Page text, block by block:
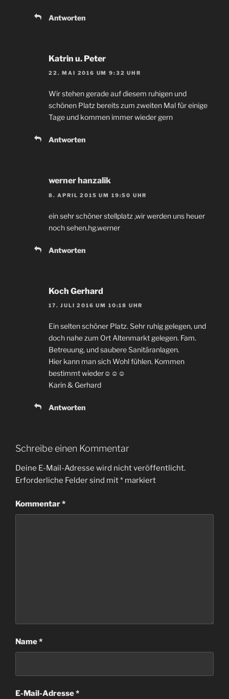
Antworten
Katrin u. Peter
22. MAI 2016 UM 9:32 UHR
Wir stehen gerade auf diesem ruhigen und
schönen Platz bereits zum zweiten Mal für einige
Tage und kommen immer wieder gern
Antworten
werner hanzalik
8. APRIL 2015 UM 19:50 UHR
ein sehr schöner stellplatz ,wir werden uns heuer
noch sehen.hg.werner
Antworten
Koch Gerhard
17. JULI 2016 UM 10:18 UHR
Ein selten schöner Platz. Sehr ruhig gelegen, und
doch nahe zum Ort Altenmarkt gelegen. Fam.
Betreuung, und saubere Sanitäranlagen.
Hier kann man sich Wohl fühlen. Kommen
bestimmt wieder☺☺☺
Karin & Gerhard
Antworten
Schreibe einen Kommentar
Deine E-Mail-Adresse wird nicht veröffentlicht.
Erforderliche Felder sind mit* markiert
Kommentar*
Name*
E-Mail-Adresse*